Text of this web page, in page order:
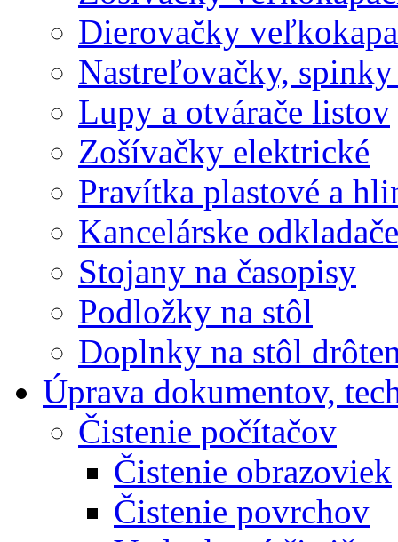
Dierovačky
Nastreľovačky,
Lupy a otvárače listov
Zošívačky elektrické
Pravítka plastové a
Kancelárske odkladače
Stojany na časopisy
Podložky na stôl
Doplnky na stôl
Úprava dokumentov,
Čistenie počítačov
Čistenie obrazoviek
Čistenie povrchov